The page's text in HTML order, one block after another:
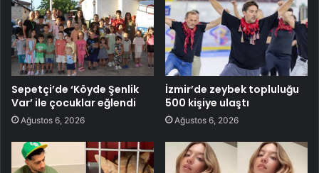
Sepetçi’de ‘Köyde Şenlik
Var’ ile çocuklar eğlendi
Ağustos 6, 2026
İzmir’de zeybek topluluğu
500 kişiye ulaştı
Ağustos 6, 2026